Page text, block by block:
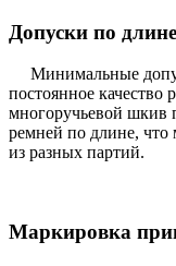
Допуски по
Минимальные
постоянное качество
многоручьевой шкив
ремней по длине, что
из разных партий.
Маркировка